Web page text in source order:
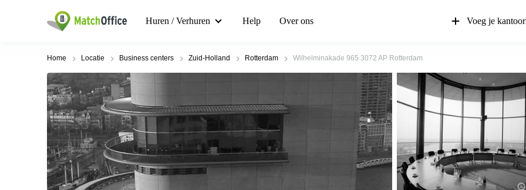
Huren / Verhuren Help Over ons Voeg je
Home Locatie Business centers Zuid-Holland Rotterdam Wilhelminakade 965 3072 AP Rotterdam